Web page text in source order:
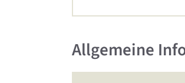
Allgemeine